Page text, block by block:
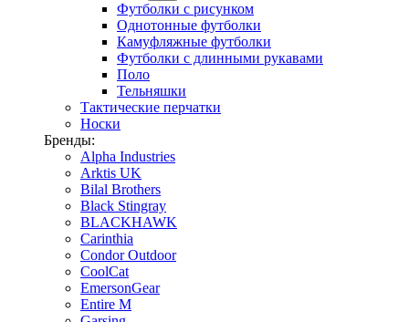
Футболки с рисунком
Однотонные футболки
Камуфляжные футболки
Футболки с длинными рукавами
Поло
Тельняшки
Тактические перчатки
Носки
Бренды:
Alpha Industries
Arktis UK
Bilal Brothers
Black Stingray
BLACKHAWK
Carinthia
Condor Outdoor
CoolCat
EmersonGear
Entire M